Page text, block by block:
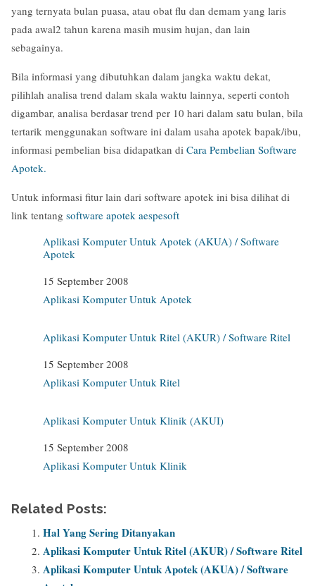
yang ternyata bulan puasa, atau obat flu dan demam yang laris
pada awal2 tahun karena masih musim hujan, dan lain
sebagainya.
Bila informasi yang dibutuhkan dalam jangka waktu dekat,
pilihlah analisa trend dalam skala waktu lainnya, seperti contoh
digambar, analisa berdasar trend per 10 hari dalam satu bulan, bila
tertarik menggunakan software ini dalam usaha apotek bapak/ibu,
informasi pembelian bisa didapatkan di Cara Pembelian Software
Apotek.
Untuk informasi fitur lain dari software apotek ini bisa dilihat di
link tentang software apotek aespesoft
Aplikasi Komputer Untuk Apotek (AKUA) / Software
Apotek
Date
15 September 2008
In relation to
Aplikasi Komputer Untuk Apotek
Aplikasi Komputer Untuk Ritel (AKUR) / Software Ritel
Date
15 September 2008
In relation to
Aplikasi Komputer Untuk Ritel
Aplikasi Komputer Untuk Klinik (AKUI)
Date
15 September 2008
In relation to
Aplikasi Komputer Untuk Klinik
Related Posts:
Hal Yang Sering Ditanyakan
Aplikasi Komputer Untuk Ritel (AKUR) / Software Ritel
Aplikasi Komputer Untuk Apotek (AKUA) / Software